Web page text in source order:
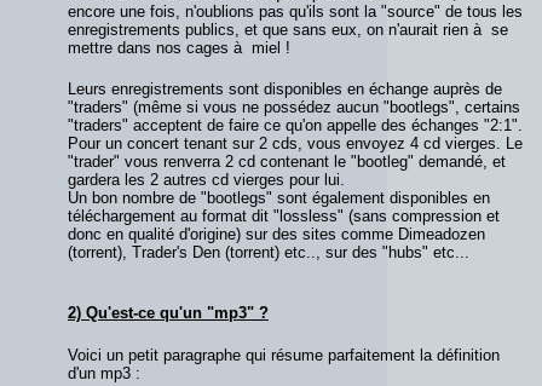
encore une fois, n'oublions pas qu'ils sont la "source" de tous les
enregistrements publics, et que sans eux, on n'aurait rien à se
mettre dans nos cages à miel !
Leurs enregistrements sont disponibles en échange auprès de
"traders" (même si vous ne possédez aucun "bootlegs", certains
"traders" acceptent de faire ce qu'on appelle des échanges "2:1".
Pour un concert tenant sur 2 cds, vous envoyez 4 cd vierges. Le
"trader" vous renverra 2 cd contenant le "bootleg" demandé, et
gardera les 2 autres cd vierges pour lui.
Un bon nombre de "bootlegs" sont également disponibles en
téléchargement au format dit "lossless" (sans compression et
donc en qualité d'origine) sur des sites comme Dimeadozen
(torrent), Trader's Den (torrent) etc.., sur des "hubs" etc...
2) Qu'est-ce qu'un "mp3" ?
Voici un petit paragraphe qui résume parfaitement la définition
d'un mp3 :